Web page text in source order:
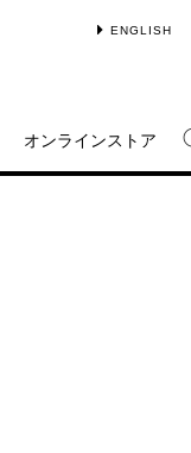
ENGLISH
オンラインストア